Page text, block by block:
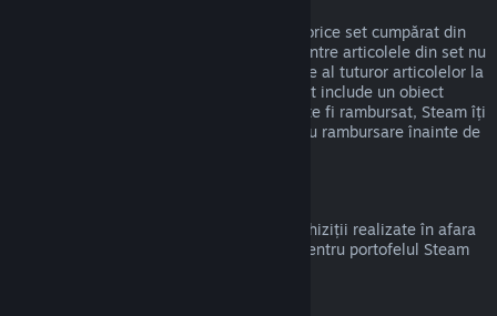
Poți primi o rambursare completă pentru orice set cumpărat din
magazinul Steam atât timp cât niciunul dintre articolele din set nu
a fost transferat și dacă timpul de utilizare al tuturor articolelor la
un loc nu depășește două ore. Dacă un set include un obiect
virtual pentru joc sau un DLC care nu poate fi rambursat, Steam îți
va indica dacă tot setul este eligibil pentru rambursare înainte de
Valve nu poate oferi rambursări pentru achiziții realizate în afara
Steam (de exemplu, CD key sau carduri pentru portofelul Steam